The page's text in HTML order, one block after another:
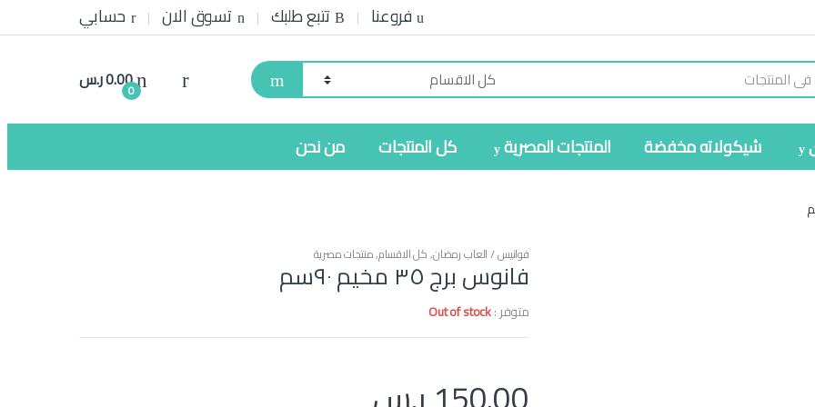
فروعنا تتبع طلبك تسوق الان حسابي
0
0.00ر.س
شيكولاته مخفضة المنتجات المصرية كل المنتجات من نحن
فوانيس / العاب رمضان,كل الاقسام,منتجات مصرية
فانوس برج ٣٥ مخيم ٩٠سم
متوفر :Out of stock